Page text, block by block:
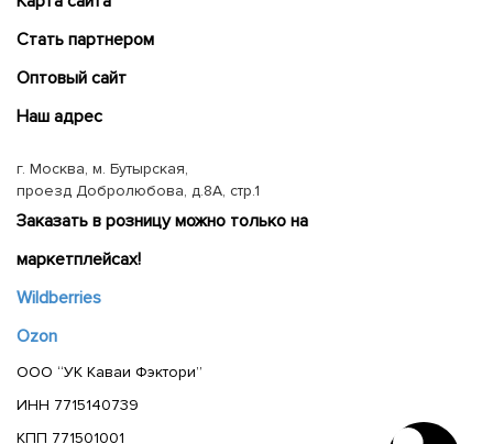
Cтать партнером
Оптовый сайт
Наш адрес
г. Москва, м. Бутырская,
проезд Добролюбова, д.8А, стр.1
Заказать в розницу можно только на
маркетплейсах!
Wildberries
Ozon
ООО “УК Каваи Фэктори”
ИНН 7715140739
КПП 771501001